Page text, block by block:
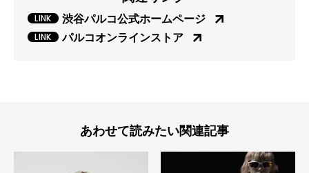
渋谷パルコ公式ホームページ
パルコオンラインストア
あわせて読みたい関連記事